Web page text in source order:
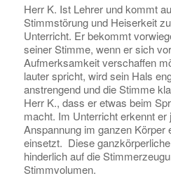
Herr K. Ist Lehrer und kommt
Stimmstörung und Heiserkeit
Unterricht. Er bekommt
seiner Stimme, wenn er sich
Aufmerksamkeit verschaffen
lauter spricht, wird sein Hals
anstrengend und die Stimme
Herr K., dass er etwas beim
macht. Im Unterricht erkennt er
Anspannung im ganzen Körper
einsetzt. Diese
hinderlich auf die
Stimmvolumen.